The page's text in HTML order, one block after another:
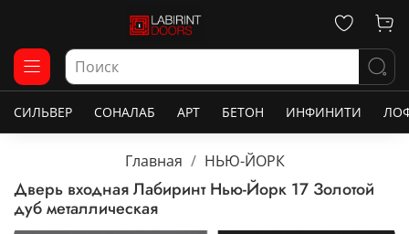
СИЛЬВЕР СОНАЛАБ АРТ БЕТОН ИНФИНИТИ
Главная НЬЮ-ЙОРК
Дверь входная Лабиринт Нью-Йорк 17 Золотой
дуб металлическая